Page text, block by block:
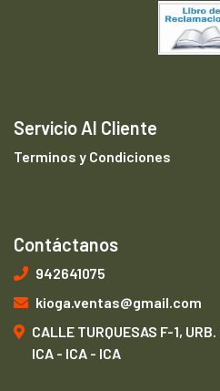
Servicio Al Cliente
Terminos y Condiciones
Contáctanos
942641075
kioga.ventas@gmail.com
CALLE TURQUESAS F-1,
ICA - ICA - ICA